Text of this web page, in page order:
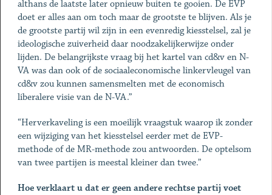
althans de laatste later opnieuw buiten te gooien. De EVP
doet er alles aan om toch maar de grootste te blijven. Als je
de grootste partij wil zijn in een evenredig kiesstelsel, zal je
ideologische zuiverheid daar noodzakelijkerwijze onder
lijden. De belangrijkste vraag bij het kartel van cd&v en N-
VA was dan ook of de sociaaleconomische linkervleugel van
cd&v zou kunnen samensmelten met de economisch
liberalere visie van de N-VA.”
“Herverkaveling is een moeilijk vraagstuk waarop ik zonder
een wijziging van het kiesstelsel eerder met de EVP-
methode of de MR-methode zou antwoorden. De optelsom
van twee partijen is meestal kleiner dan twee.”
Hoe verklaart u dat er geen andere rechtse partij voet